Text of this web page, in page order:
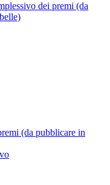
dei premi (da
(da pubblicare in